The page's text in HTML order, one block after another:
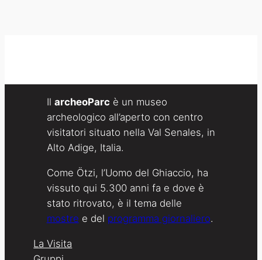
Il archeoParc è un museo
archeologico all’aperto con centro
visitatori situato nella Val Senales, in
Alto Adige, Italia.
Come Ötzi, l’Uomo del Ghiaccio, ha
vissuto qui 5.300 anni fa e dove è
stato ritrovato, è il tema delle
mostre e del programma giornaliero.
La Visita